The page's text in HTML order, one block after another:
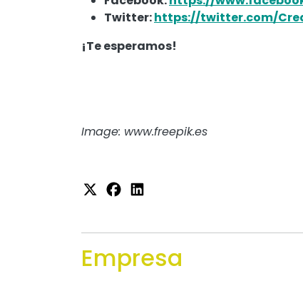
Twitter:https://twitter.com/
¡Te esperamos!
Image: www.freepik.es
Empresa